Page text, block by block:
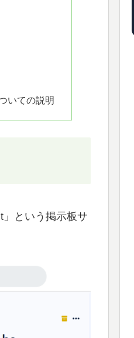
いての説明
という掲示板サ